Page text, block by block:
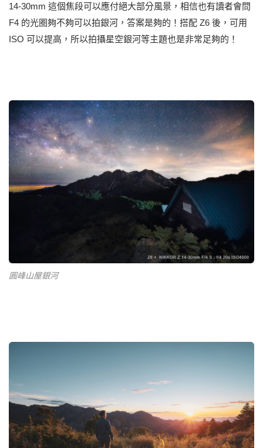
14-30mm 這個焦段可以應付絕大部分風景，相信也有讀者會問
F4 的光圈夠不夠可以拍銀河，答案是夠的！搭配 Z6 後，可用
ISO 可以提高，所以拍攝星空銀河等主題也是非常足夠的！
圓峰山屋銀河